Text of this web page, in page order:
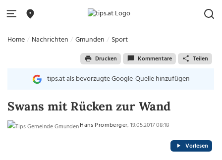
Home Nachrichten Gmunden Sport
Drucken Kommentare Teilen
tips.at als bevorzugte Google-Quelle hinzufügen
Swans mit Rücken zur Wand
Hans Promberger, 19.05.2017 08:18
Vorlesen